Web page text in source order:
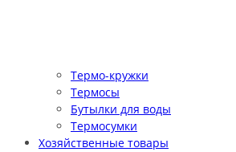
Термо-кружки
Термосы
Бутылки для воды
Термосумки
Хозяйственные товары